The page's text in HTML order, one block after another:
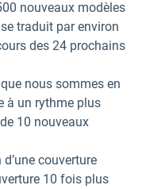
nouveaux modèles
traduit par environ
des 24 prochains
nous sommes en
à un rythme plus
10 nouveaux
couverture
10 fois plus